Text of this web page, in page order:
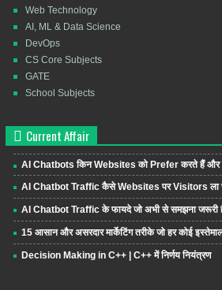
Web Technology
AI, ML & Data Science
DevOps
CS Core Subjects
GATE
School Subjects
Current Affair
AI Chatbots किन Websites को Prefer करते हैं और
AI Chatbot Traffic कैसे Websites पर Visitors ला
AI Chatbot Traffic के फायदे जो अभी से समझना जरूरी
15 आसान और असरदार मार्केटिंग तरीके जो हर कोई
Decision Making in C++ | C++ में निर्णय नियंत्रण